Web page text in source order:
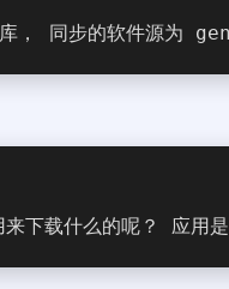
库， 同步的软件源为
用来下载什么的呢？